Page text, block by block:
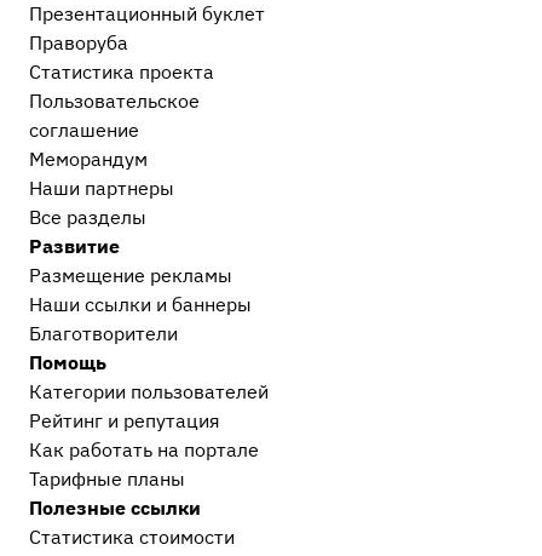
Презентационный букл​ет
Праворуба
Статистика проекта
Пользовательское
соглашение
Меморандум
Наши партнеры
Все разделы
Развитие
Размещение рекламы
Наши ссылки и баннеры
Благотворители
Помощь
Категории пользователей
Рейтинг и репутация
Как работать на портале
Тарифные планы
Полезные ссылки
Статистика стоимости